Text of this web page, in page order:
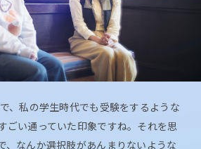
、私の学生時代でも受験をするような
ごい通っていた印象ですね。それを思
、なんか選択肢があんまりないような